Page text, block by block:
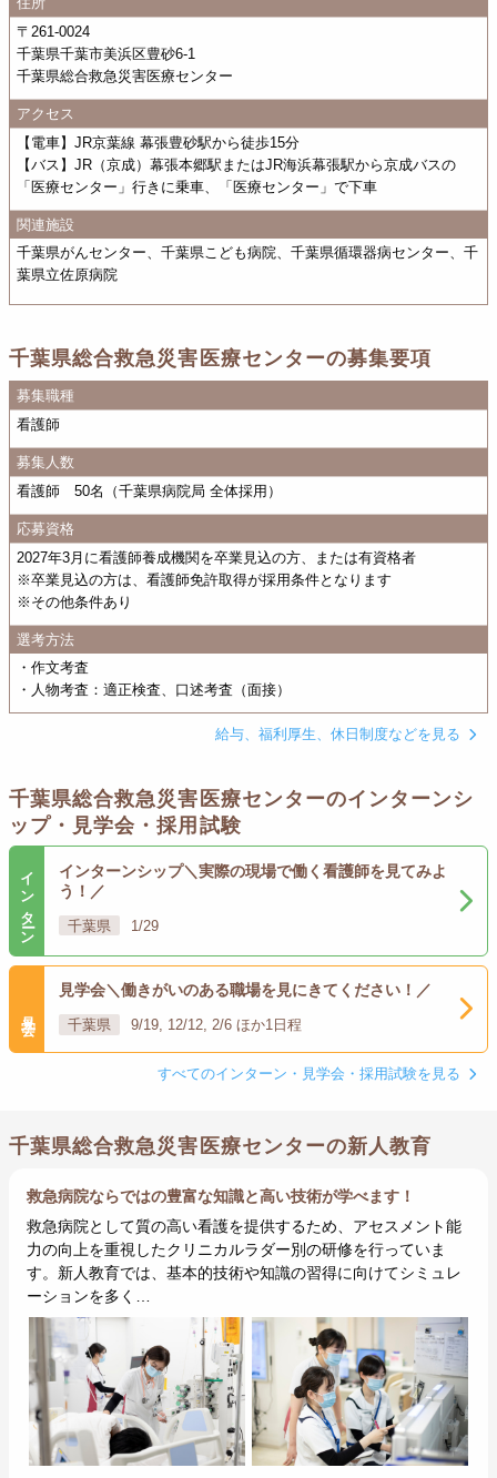
〒261-0024
千葉県千葉市美浜区豊砂6-1
千葉県総合救急災害医療センター
アクセス
【電車】JR京葉線 幕張豊砂駅から徒歩15分
【バス】JR（京成）幕張本郷駅またはJR海浜幕張駅から京成バスの
「医療センター」行きに乗車、「医療センター」で下車
関連施設
千葉県がんセンター、千葉県こども病院、千葉県循環器病センター、千
葉県立佐原病院
千葉県総合救急災害医療センターの募集要項
募集職種
看護師
募集人数
看護師 50名（千葉県病院局 全体採用）
応募資格
2027年3月に看護師養成機関を卒業見込の方、または有資格者
※卒業見込の方は、看護師免許取得が採用条件となります
※その他条件あり
選考方法
・作文考査
・人物考査：適正検査、口述考査（面接）
給与、福利厚生、休日制度などを見る
千葉県総合救急災害医療センターのインターンシ
ップ・見学会・採用試験
インターン
インターンシップ＼実際の現場で働く看護師を見てみよ
う！／
千葉県 1/29
見学会＼働きがいのある職場を見にきてください！／
千葉県 9/19, 12/12, 2/6 ほか1日程
すべてのインターン・見学会・採用試験を見る
千葉県総合救急災害医療センターの新人教育
救急病院ならではの豊富な知識と高い技術が学べます！
救急病院として質の高い看護を提供するため、アセスメント能
力の向上を重視したクリニカルラダー別の研修を行っていま
す。新人教育では、基本的技術や知識の習得に向けてシミュレ
ーションを多く…